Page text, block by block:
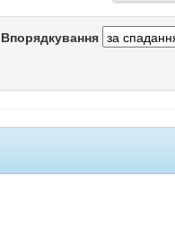
Впорядкування